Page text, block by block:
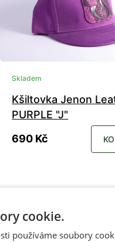
Skladem
Kšiltovka Jenon
PURPLE "J"
690 Kč
cookie.
používáme soubory